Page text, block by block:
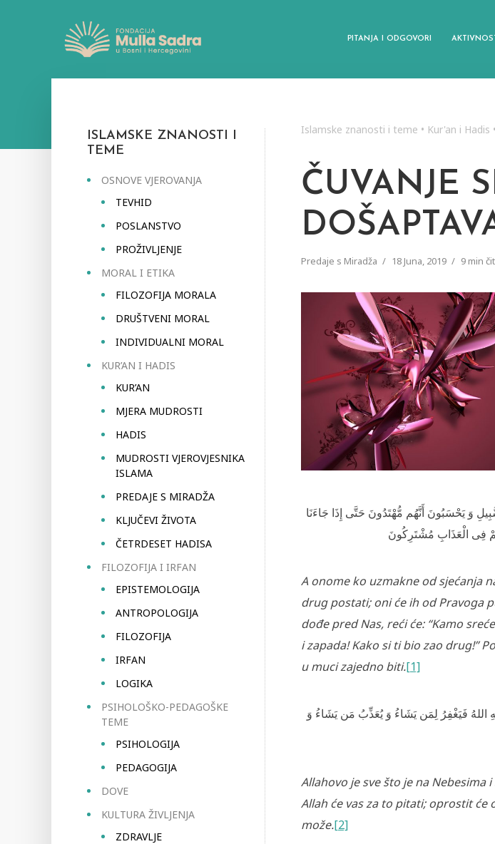
PITANJA I ODGOVORI
ISLAMSKE ZNANOSTI I
TEME
OSNOVE VJEROVANJA
TEVHID
POSLANSTVO
PROŽIVLJENJE
MORAL I ETIKA
FILOZOFIJA MORALA
DRUŠTVENI MORAL
INDIVIDUALNI MORAL
KUR’AN I HADIS
KUR’AN
MJERA MUDROSTI
HADIS
MUDROSTI VJEROVJESNIKA
ISLAMA
PREDAJE S MIRADŽA
KLJUČEVI ŽIVOTA
ČETRDESET HADISA
FILOZOFIJA I IRFAN
EPISTEMOLOGIJA
ANTROPOLOGIJA
FILOZOFIJA
IRFAN
LOGIKA
PSIHOLOŠKO-PEDAGOŠKE
TEME
PSIHOLOGIJA
PEDAGOGIJA
DOVE
KULTURA ŽIVLJENJA
ZDRAVLJE
Islamske znanosti i teme • Kur'an i Hadis •
ČUVANJE
Predaje s Miradža 18 Juna, 2019 9 min
وَ يَحْسَبُونَ أَنَّهُم مُّهْتَدُونَ حَتَّى إِذَا جَاءَنَا
فِى الْعَذَابِ مُشْتَرِ‌كُونَ
A onome ko uzmakne od sjećanja
drug postati; oni će ih od Pravoga
dođe pred Nas, reći će: “Kamo
i zapada! Kako si ti bio zao drug!”
u muci zajedno biti.[1]
اللهُ فَيَغْفِرُ‌ لِمَن يَشَاءُ وَ يُعَذِّبُ مَن يَشَاءُ وَ
Allahovo je sve što je na Nebesima
Allah će vas za to pitati; oprostit će
može.[2]